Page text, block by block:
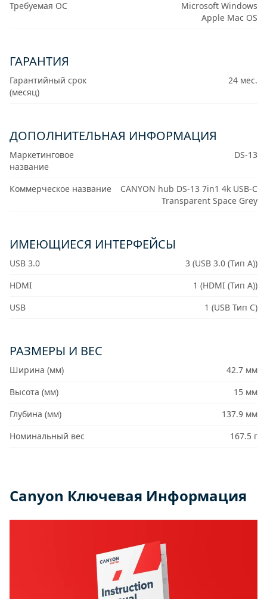
Требуемая ОС
Microsoft Windows
Apple Mac OS
ГАРАНТИЯ
Гарантийный срок
(месяц)
24 мес.
ДОПОЛНИТЕЛЬНАЯ ИНФОРМАЦИЯ
Маркетинговое
название
DS-13
Коммерческое название
CANYON hub DS-13 7in1 4k USB-C
Transparent Space Grey
ИМЕЮЩИЕСЯ ИНТЕРФЕЙСЫ
USB 3.0
3 (USB 3.0 (Тип A))
HDMI
1 (HDMI (Тип A))
USB
1 (USB Тип C)
РАЗМЕРЫ И ВЕС
Ширина (мм)
42.7 мм
Высота (мм)
15 мм
Глубина (мм)
137.9 мм
Номинальный вес
167.5 г
Canyon Ключевая Информация